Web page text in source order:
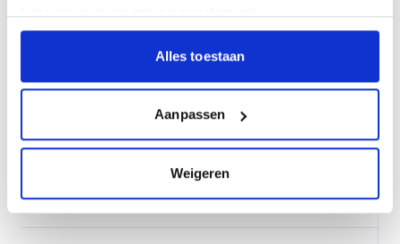
Alles toestaan
Aanpassen
Weigeren
139,00Per stuk
Op werkdagen vóór 18:00 besteld, vandaag verzonden